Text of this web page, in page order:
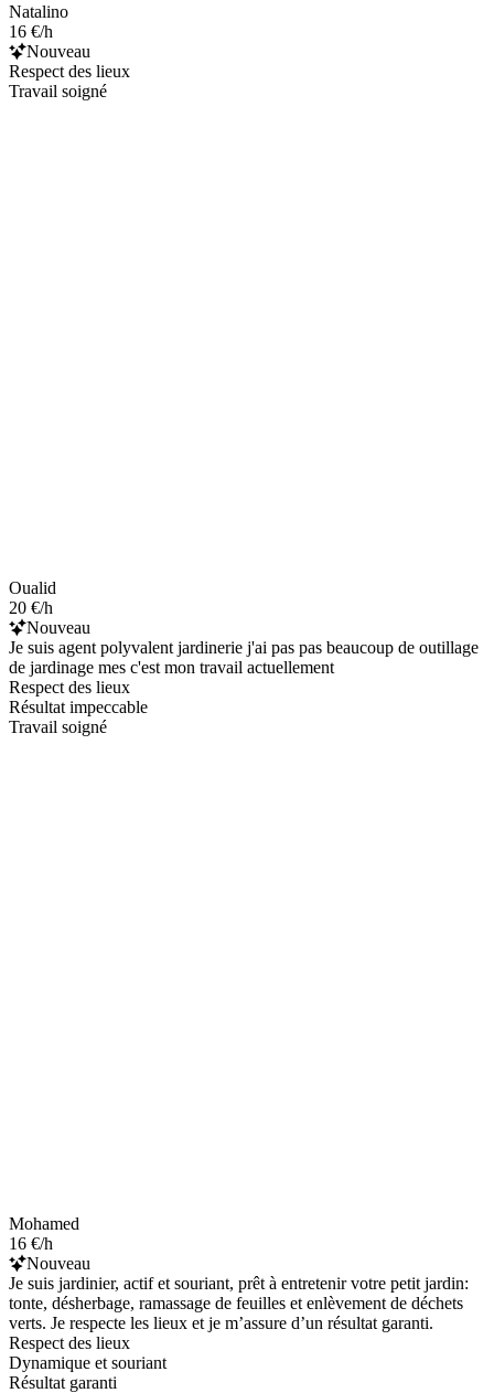
Natalino
16 €/h
Nouveau
Respect des lieux
Travail soigné
Oualid
20 €/h
Nouveau
Je suis agent polyvalent jardinerie j'ai pas pas beaucoup de outillage
de jardinage mes c'est mon travail actuellement
Respect des lieux
Résultat impeccable
Travail soigné
Mohamed
16 €/h
Nouveau
Je suis jardinier, actif et souriant, prêt à entretenir votre petit jardin:
tonte, désherbage, ramassage de feuilles et enlèvement de déchets
verts. Je respecte les lieux et je m’assure d’un résultat garanti.
Respect des lieux
Dynamique et souriant
Résultat garanti